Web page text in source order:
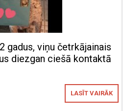
gadus, viņu četrkājainais
diezgan ciešā kontaktā
LASĪT VAIRĀK